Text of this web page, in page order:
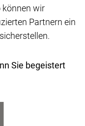
wir
Partnern ein
Sie begeistert